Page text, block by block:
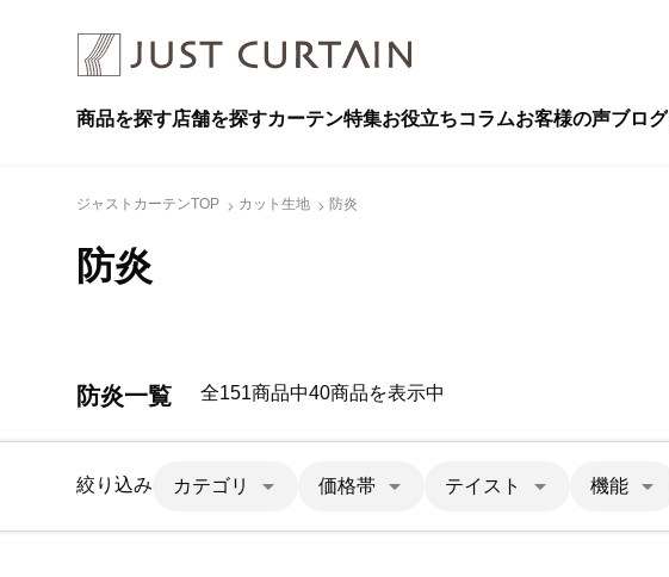
商品を探す店舗を探すカーテン特集お役立ちコラムお客様の声ブログ
ジャストカーテンTOP カット生地 防炎
防炎
防炎一覧 全151商品中40商品を表示中
絞り込み カテゴリ 価格帯 テイスト 機能